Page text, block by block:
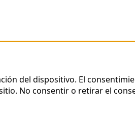
del dispositivo. El
No consentir o retirar el